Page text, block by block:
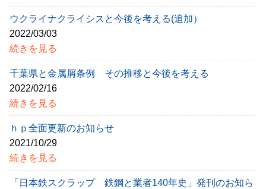
ウクライナクライシスと今後を考える(追加）
2022/03/03
続きを見る
千葉県と金属屑条例 その推移と今後を考える
2022/02/16
続きを見る
ｈｐ全面更新のお知らせ
2021/10/29
続きを見る
「日本鉄スクラップ 鉄鋼と業者140年史」発刊のお知ら